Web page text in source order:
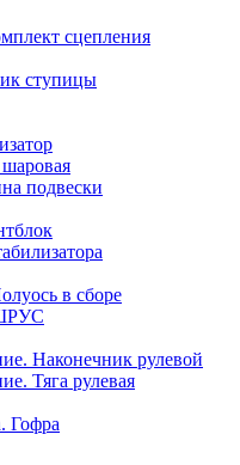
сцепления
ступицы
подвески
в сборе
Наконечник рулевой
Тяга рулевая
Гофра